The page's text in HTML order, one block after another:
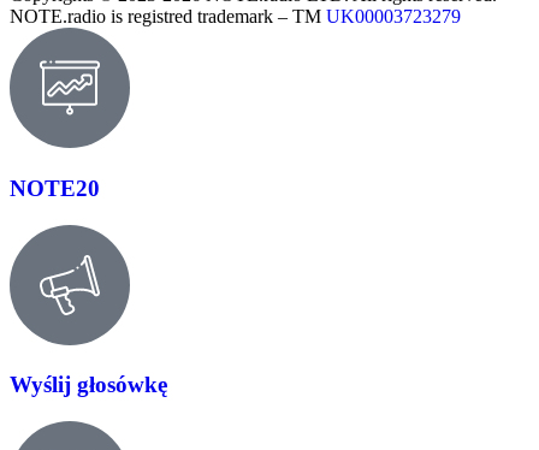
NOTE.radio is registred trademark – TM UK00003723279
NOTE20
Wyślij głosówkę